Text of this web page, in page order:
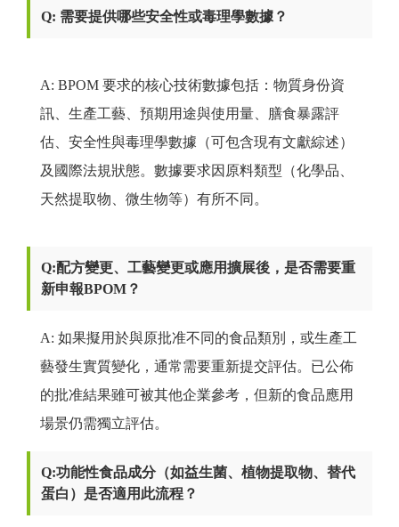
Q: 需要提供哪些安全性或毒理學數據？
A: BPOM 要求的核心技術數據包括：物質身份資
訊、生產工藝、預期用途與使用量、膳食暴露評
估、安全性與毒理學數據（可包含現有文獻綜述）
及國際法規狀態。數據要求因原料類型（化學品、
天然提取物、微生物等）有所不同。
Q:配方變更、工藝變更或應用擴展後，是否需要重
新申報BPOM ？
A: 如果擬用於與原批准不同的食品類別，或生產工
藝發生實質變化，通常需要重新提交評估。已公佈
的批准結果雖可被其他企業參考，但新的食品應用
場景仍需獨立評估。
Q:功能性食品成分（如益生菌、植物提取物、替代
蛋白）是否適用此流程？